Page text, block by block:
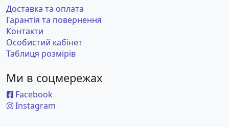
Доставка та оплата
Гарантія та повернення
Контакти
Особистий кабінет
Таблиця розмірів
Ми в соцмережах
Facebook
Instagram